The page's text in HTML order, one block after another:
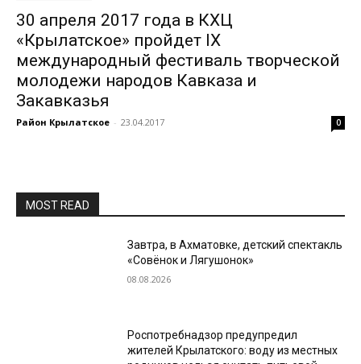
30 апреля 2017 года в КХЦ
«Крылатское» пройдет IX
международный фестиваль творческой
молодежи народов Кавказа и
Закавказья
Район Крылатское - 23.04.2017 0
MOST READ
Завтра, в Ахматовке, детский спектакль
«Совёнок и Лягушонок»
08.08.2026
Роспотребнадзор предупредил
жителей Крылатского: воду из местных